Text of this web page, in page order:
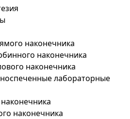
наконечника
наконечника
наконечника
лабораторные
наконечника